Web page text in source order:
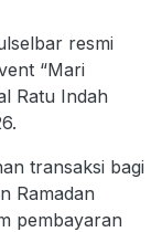
resmi
“Mari
Ratu Indah
transaksi bagi
Ramadan
pembayaran